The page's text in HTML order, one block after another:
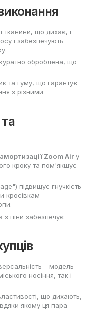
тканини, що дихає, і
і забезпечують
оброблена, що
та гуму, що гарантує
з різними
Zoom Air у
кроку та пом'якшує
підвищує гнучкість
кросівкам
з піни забезпечує
– модель
носіння, так і
що дихають,
якому ця пара